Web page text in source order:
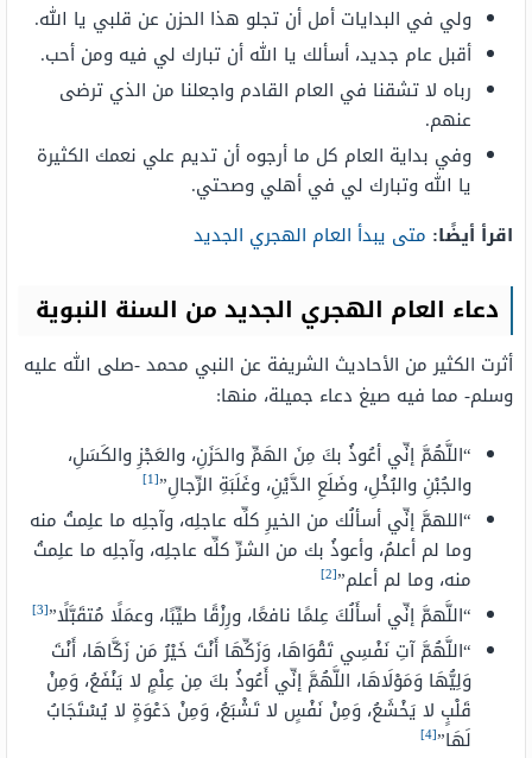
ولي في البدايات أمل أن تجلو هذا الحزن عن قلبي يا الله.
أقبل عام جديد، أسألك يا الله أن تبارك لي فيه ومن أحب.
رباه لا تشقنا في العام القادم واجعلنا من الذي ترضى
عنهم.
وفي بداية العام كل ما أرجوه أن تديم علي نعمك الكثيرة
يا الله وتبارك لي في أهلي وصحتي.
اقرأ أيضًا: متى يبدأ العام الهجري الجديد
دعاء العام الهجري الجديد من السنة النبوية
أثرت الكثير من الأحاديث الشريفة عن النبي محمد -صلى الله عليه
وسلم- مما فيه صيغ دعاء جميلة، منها:
“اللَّهُمَّ إنِّي أعُوذُ بكَ مِنَ الهَمِّ والحَزَنِ، والعَجْزِ والكَسَلِ،
والجُبْنِ والبُخْلِ، وضَلَعِ الدَّيْنِ، وغَلَبَةِ الرِّجالِ”[1]
“اللهمَّ إنِّي أسألُك من الخيرِ كلِّه عاجلِه، وآجلِه ما علِمتُ منه
وما لم أعلمُ، وأعوذُ بك من الشرِّ كلِّه عاجلِه، وآجلِه ما علِمتُ
منه، وما لم أعلم”[2]
“اللَّهمَّ إنِّي أسأَلُكَ عِلمًا نافعًا، ورِزْقًا طيِّبًا، وعمَلًا مُتقَبَّلًا”[3]
“اللَّهُمَّ آتِ نَفْسِي تَقْوَاهَا، وَزَكِّهَا أَنْتَ خَيْرُ مَن زَكَّاهَا، أَنْتَ
وَلِيُّهَا وَمَوْلَاهَا، اللَّهُمَّ إنِّي أَعُوذُ بكَ مِن عِلْمٍ لا يَنْفَعُ، وَمِنْ
قَلْبٍ لا يَخْشَعُ، وَمِنْ نَفْسٍ لا تَشْبَعُ، وَمِنْ دَعْوَةٍ لا يُسْتَجَابُ
لَهَا”[4]